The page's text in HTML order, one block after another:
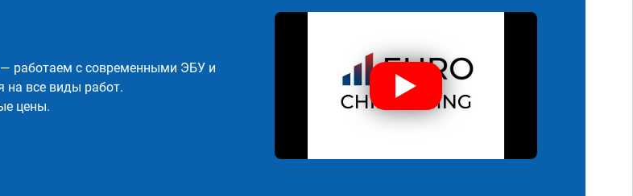
— работаем с современными ЭБУ и
на все виды работ.
цены.